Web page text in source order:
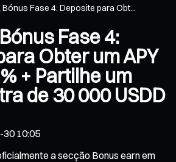
Bónus Fase 4: Deposite para Obt...
Fase 4:
Obter um APY
+ Partilhe um
de 30 000 USDD
10:05
a secção Bonus earn em